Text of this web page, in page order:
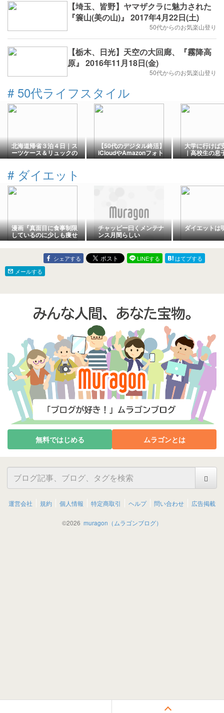
【埼玉、皆野】ヤマザクラに魅力された
『簑山(美の山)』 2017年4月22日(土)
50代からのお気楽山登り
【栃木、日光】天空の大回廊、『霧降高
原』 2016年11月18日(金)
50代からのお気楽山登り
# 50代ライフスタイル
北海道帰省３泊４日｜ス
ーツケース＆リュックの
中身
【50代のデジタル終活】
iCloudやAmazonフォト
はどうする？クラウドデ
大学に行けば
｜高校生の息
の進路を話し
# ダイエット
漫画『真面目に食事制限
しているのに少しも痩せ
ない話』
チャッピー曰くメンテナ
ンス月間らしい
ダイエットは
シェアする LINEする
はてブする
メールする
無料ではじめる ムラゴンとは
運営会社 規約 個人情報 特定商取引 ヘルプ 問い合わせ 広告掲載
©2026 muragon（ムラゴンブログ）